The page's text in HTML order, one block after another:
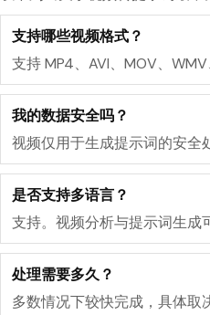
支持哪些视频格式？
支持 MP4、AVI、MOV、WMV
我的数据安全吗？
视频仅用于生成提示词的安全
是否支持多语言？
支持。视频分析与提示词生成
处理需要多久？
多数情况下较快完成，具体取